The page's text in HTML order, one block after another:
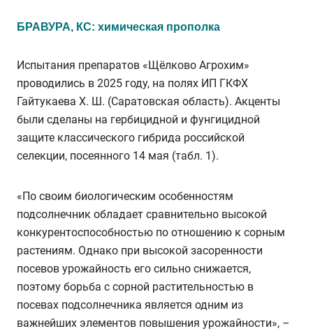
БРАВУРА, КС: химическая прополка
Испытания препаратов «Щёлково Агрохим»
проводились в 2025 году, на полях ИП ГКФХ
Гайтукаева Х. Ш. (Саратовская область). Акценты
были сделаны на гербицидной и фунгицидной
защите классического гибрида российской
селекции, посеянного 14 мая (табл. 1).
«По своим биологическим особенностям
подсолнечник обладает сравнительно высокой
конкурентоспособностью по отношению к сорным
растениям. Однако при высокой засоренности
посевов урожайность его сильно снижается,
поэтому борьба с сорной растительностью в
посевах подсолнечника является одним из
важнейших элементов повышения урожайности», –